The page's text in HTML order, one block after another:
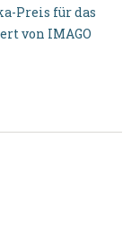
Preis für das
von IMAGO